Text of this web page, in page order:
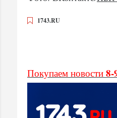
1743.RU
Покупаем новости 8-